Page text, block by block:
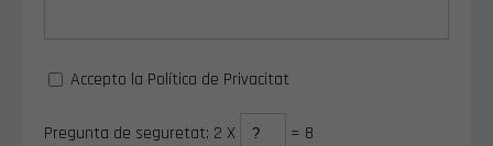
Accepto la Política de Privacitat
Pregunta de seguretat: 2 X = 8